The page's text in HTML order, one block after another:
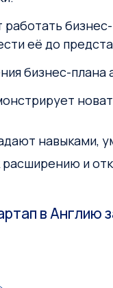
её до
бизнес-
навыками,
и
в Англию